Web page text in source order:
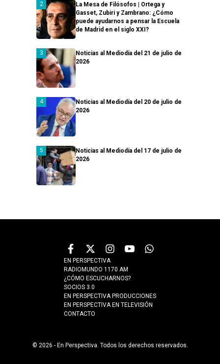
La Mesa de Filósofos | Ortega y
Gasset, Zubiri y Zambrano: ¿Cómo
puede ayudarnos a pensar la Escuela
de Madrid en el siglo XXI?
Noticias al Mediodía del 21 de julio de
2026
Noticias al Mediodía del 20 de julio de
2026
Noticias al Mediodía del 17 de julio de
2026
EN PERSPECTIVA
RADIOMUNDO 1170 AM
¿CÓMO ESCUCHARNOS?
SOCIOS 3.0
EN PERSPECTIVA PRODUCCIONES
EN PERSPECTIVA EN TELEVISIÓN
CONTACTO
© 2026 - En Perspectiva. Todos los derechos reservados.